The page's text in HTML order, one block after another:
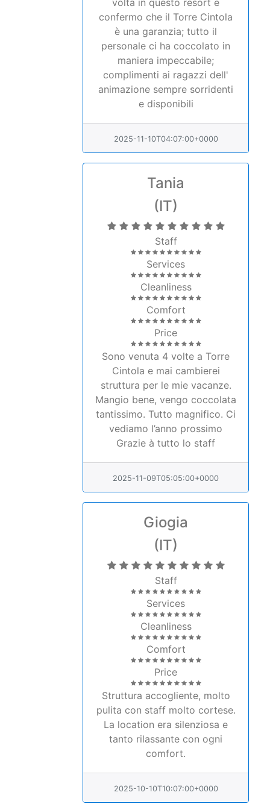
volta in questo resort e
confermo che il Torre Cintola
è una garanzia; tutto il
personale ci ha coccolato in
maniera impeccabile;
complimenti ai ragazzi dell'
animazione sempre sorridenti
e disponibili
2025-11-10T04:07:00+0000
Tania
(IT)
Staff
Services
Cleanliness
Comfort
Price
Sono venuta 4 volte a Torre
Cintola e mai cambierei
struttura per le mie vacanze.
Mangio bene, vengo coccolata
tantissimo. Tutto magnifico. Ci
vediamo l’anno prossimo
Grazie à tutto lo staff
2025-11-09T05:05:00+0000
Giogia
(IT)
Staff
Services
Cleanliness
Comfort
Price
Struttura accogliente, molto
pulita con staff molto cortese.
La location era silenziosa e
tanto rilassante con ogni
comfort.
2025-10-10T10:07:00+0000